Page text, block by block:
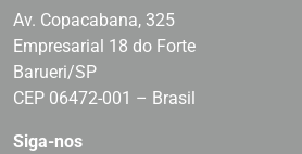
Av. Copacabana, 325
Empresarial 18 do Forte
Barueri/SP
CEP 06472-001 – Brasil
Siga-nos